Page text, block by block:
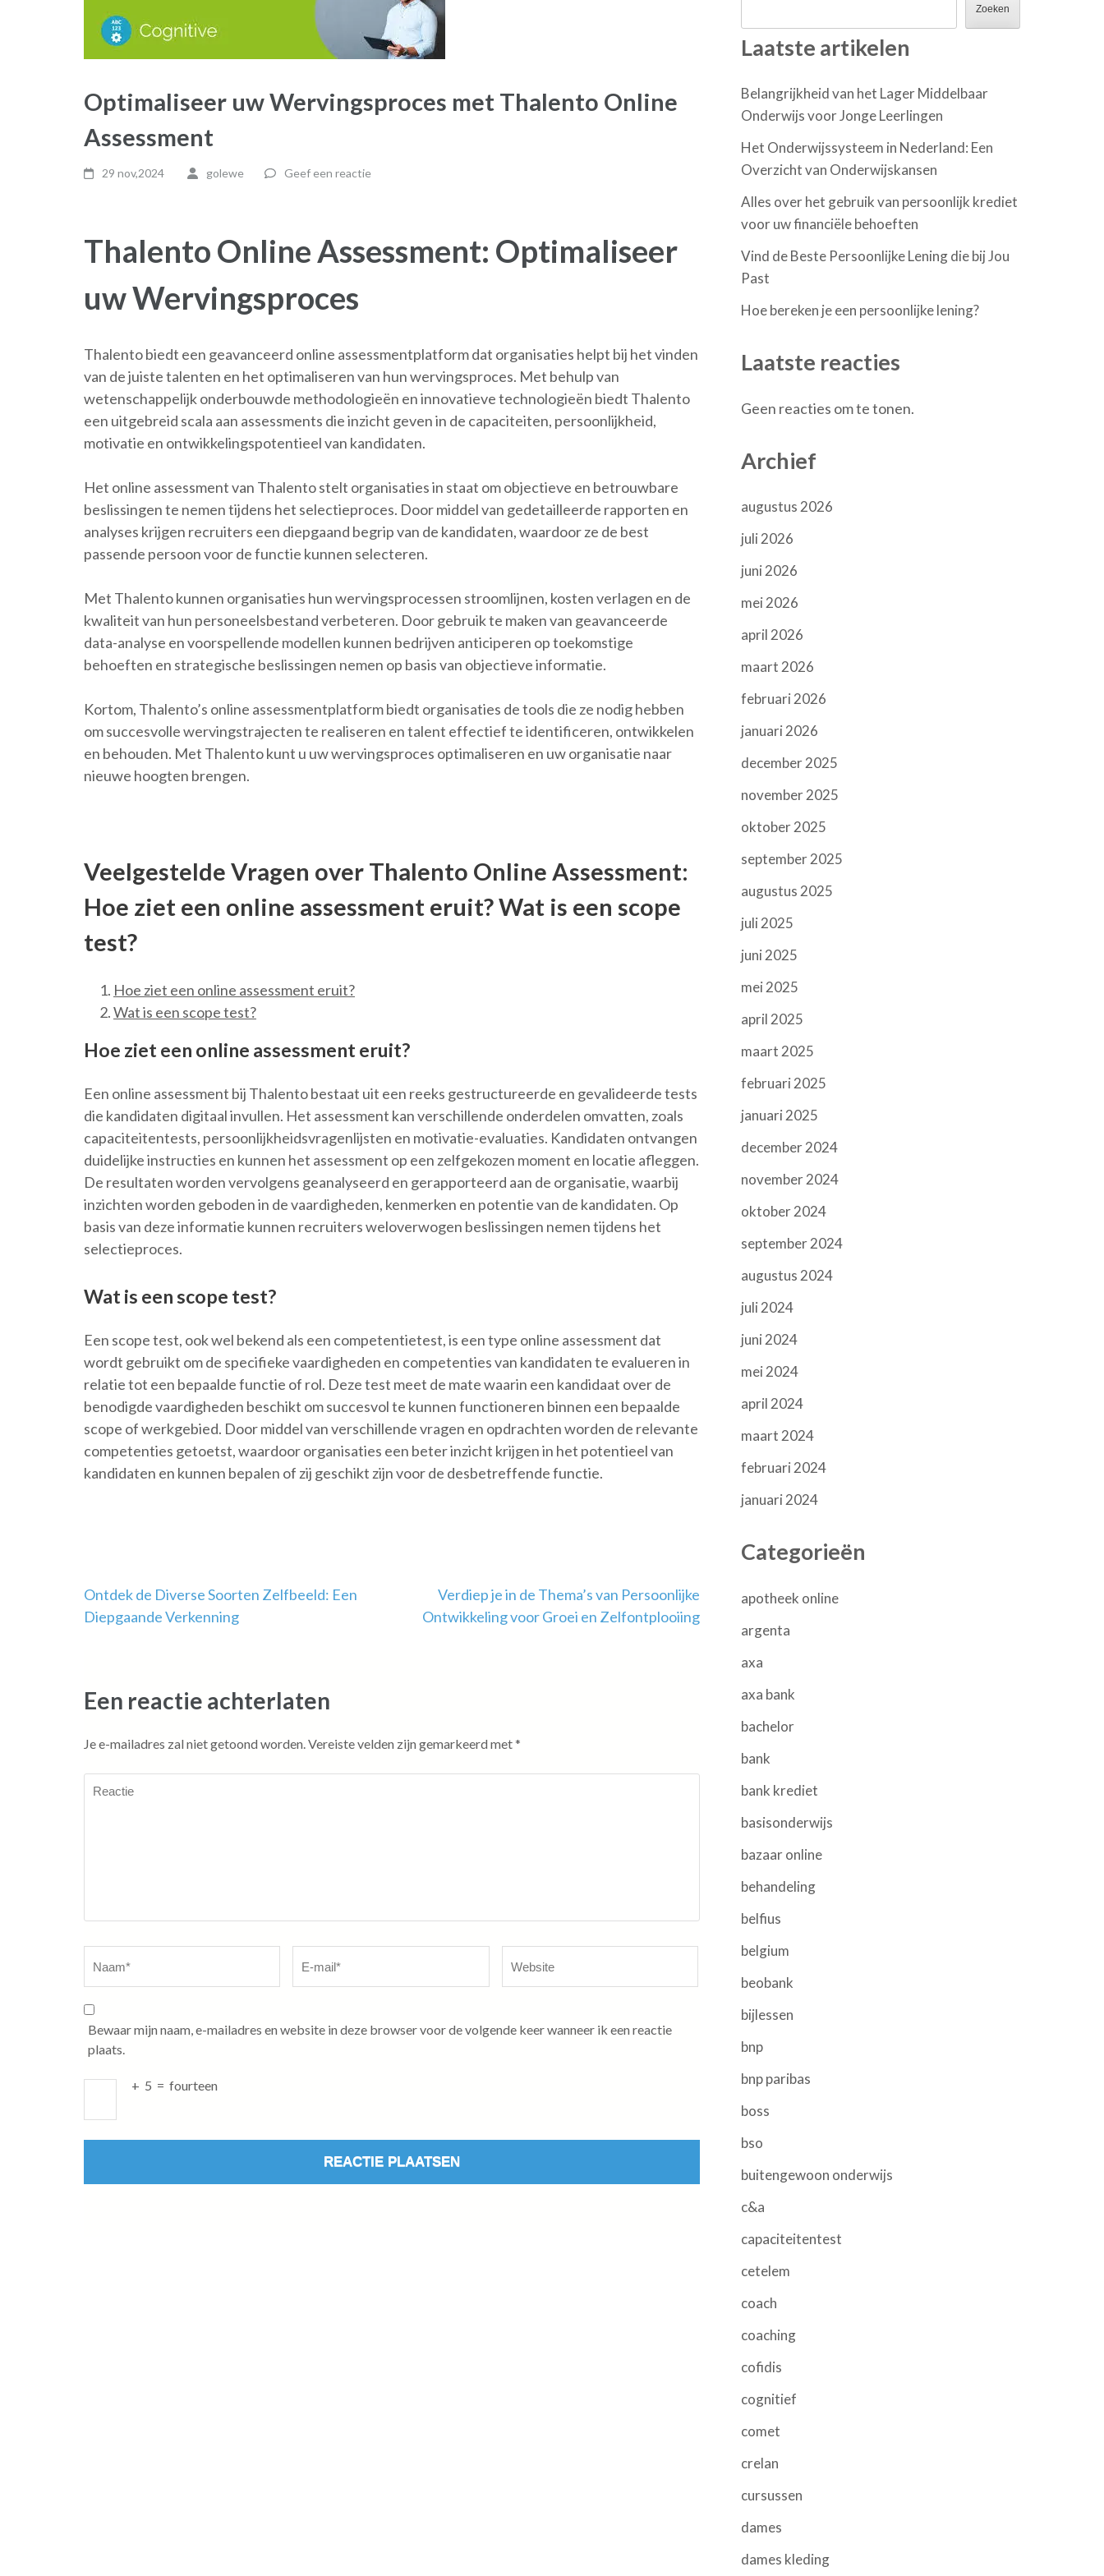
Optimaliseer uw Wervingsproces met Thalento Online
Assessment
29 nov,2024 golewe Geef een reactie
Thalento Online Assessment: Optimaliseer
uw Wervingsproces
Thalento biedt een geavanceerd online assessmentplatform dat organisaties helpt bij het vinden
van de juiste talenten en het optimaliseren van hun wervingsproces. Met behulp van
wetenschappelijk onderbouwde methodologieën en innovatieve technologieën biedt Thalento
een uitgebreid scala aan assessments die inzicht geven in de capaciteiten, persoonlijkheid,
motivatie en ontwikkelingspotentieel van kandidaten.
Het online assessment van Thalento stelt organisaties in staat om objectieve en betrouwbare
beslissingen te nemen tijdens het selectieproces. Door middel van gedetailleerde rapporten en
analyses krijgen recruiters een diepgaand begrip van de kandidaten, waardoor ze de best
passende persoon voor de functie kunnen selecteren.
Met Thalento kunnen organisaties hun wervingsprocessen stroomlijnen, kosten verlagen en de
kwaliteit van hun personeelsbestand verbeteren. Door gebruik te maken van geavanceerde
data-analyse en voorspellende modellen kunnen bedrijven anticiperen op toekomstige
behoeften en strategische beslissingen nemen op basis van objectieve informatie.
Kortom, Thalento’s online assessmentplatform biedt organisaties de tools die ze nodig hebben
om succesvolle wervingstrajecten te realiseren en talent effectief te identificeren, ontwikkelen
en behouden. Met Thalento kunt u uw wervingsproces optimaliseren en uw organisatie naar
nieuwe hoogten brengen.
Veelgestelde Vragen over Thalento Online Assessment:
Hoe ziet een online assessment eruit? Wat is een scope
test?
Hoe ziet een online assessment eruit?
Wat is een scope test?
Hoe ziet een online assessment eruit?
Een online assessment bij Thalento bestaat uit een reeks gestructureerde en gevalideerde tests
die kandidaten digitaal invullen. Het assessment kan verschillende onderdelen omvatten, zoals
capaciteitentests, persoonlijkheidsvragenlijsten en motivatie-evaluaties. Kandidaten ontvangen
duidelijke instructies en kunnen het assessment op een zelfgekozen moment en locatie afleggen.
De resultaten worden vervolgens geanalyseerd en gerapporteerd aan de organisatie, waarbij
inzichten worden geboden in de vaardigheden, kenmerken en potentie van de kandidaten. Op
basis van deze informatie kunnen recruiters weloverwogen beslissingen nemen tijdens het
selectieproces.
Wat is een scope test?
Een scope test, ook wel bekend als een competentietest, is een type online assessment dat
wordt gebruikt om de specifieke vaardigheden en competenties van kandidaten te evalueren in
relatie tot een bepaalde functie of rol. Deze test meet de mate waarin een kandidaat over de
benodigde vaardigheden beschikt om succesvol te kunnen functioneren binnen een bepaalde
scope of werkgebied. Door middel van verschillende vragen en opdrachten worden de relevante
competenties getoetst, waardoor organisaties een beter inzicht krijgen in het potentieel van
kandidaten en kunnen bepalen of zij geschikt zijn voor de desbetreffende functie.
Berichtnavigatie
Ontdek de Diverse Soorten Zelfbeeld: Een
Diepgaande Verkenning
Verdiep je in de Thema’s van Persoonlijke
Ontwikkeling voor Groei en Zelfontplooiing
Een reactie achterlaten
Je e-mailadres zal niet getoond worden.Vereiste velden zijn gemarkeerd met*
mail*
Bewaar mijn naam, e-mailadres en website in deze browser voor de volgende keer wanneer ik een reactie
plaats.
+ 5 = fourteen
Zoeken
Laatste artikelen
Belangrijkheid van het Lager Middelbaar
Onderwijs voor Jonge Leerlingen
Het Onderwijssysteem in Nederland: Een
Overzicht van Onderwijskansen
Alles over het gebruik van persoonlijk krediet
voor uw financiële behoeften
Vind de Beste Persoonlijke Lening die bij Jou
Past
Hoe bereken je een persoonlijke lening?
Laatste reacties
Geen reacties om te tonen.
Archief
augustus 2026
juli 2026
juni 2026
mei 2026
april 2026
maart 2026
februari 2026
januari 2026
december 2025
november 2025
oktober 2025
september 2025
augustus 2025
juli 2025
juni 2025
mei 2025
april 2025
maart 2025
februari 2025
januari 2025
december 2024
november 2024
oktober 2024
september 2024
augustus 2024
juli 2024
juni 2024
mei 2024
april 2024
maart 2024
februari 2024
januari 2024
Categorieën
apotheek online
argenta
axa
axa bank
bachelor
bank
bank krediet
basisonderwijs
bazaar online
behandeling
belfius
belgium
beobank
bijlessen
bnp
bnp paribas
boss
bso
buitengewoon onderwijs
c&a
capaciteitentest
cetelem
coach
coaching
cofidis
cognitief
comet
crelan
cursussen
dames
dames kleding